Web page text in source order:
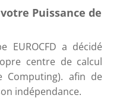
Puissance de
EUROCFD a décidé
centre de calcul
Computing). afin de
indépendance.